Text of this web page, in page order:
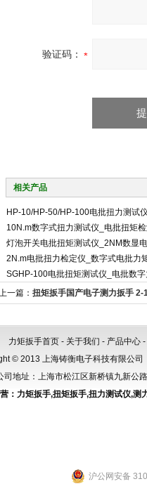
验证码：
相关产品
HP-10/HP-50/HP-100电批扭力测试
10N.m数字式扭力测试仪_电批扭矩
灯泡开关电批扭矩测试仪_2NM数显
2N.m电批扭力检定仪_数字式电批力
SGHP-100电批扭矩测试仪_电批数
一篇： 扭矩扳手国产电子测力扳手 2-
力矩扳手首页 - 关于我们 - 产品中心 -
© 2013 上海铸衡电子科技有限公
司地址：上海市松江区新桥镇九新
： 力矩扳手,扭矩扳手,扭力测试仪,测
沪公网安备